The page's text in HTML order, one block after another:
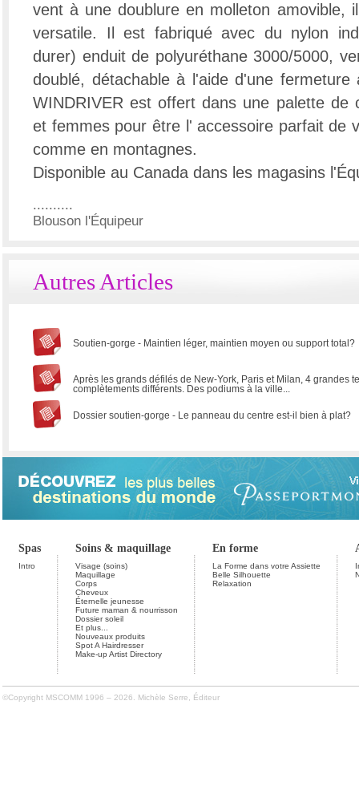
vent à une doublure en molleton amovible,
versatile. Il est fabriqué avec du nylon
durer) enduit de polyuréthane 3000/5000,
doublé, détachable à l'aide d'une fermeture
WINDRIVER est offert dans une palette de
et femmes pour être l' accessoire parfait de
comme en montagnes.
Disponible au Canada dans les magasins
..........
Blouson l'Équipeur
Autres Articles
Soutien-gorge - Maintien léger, maintien moyen ou support total?
Après les grands défilés de New-York, Paris et Milan, 4 grandes
complètements différents. Des podiums à la ville...
Dossier soutien-gorge - Le panneau du centre est-il bien à plat?
Spas Soins & maquillage En forme
Intro
Visage (soins)
Maquillage
Corps
Cheveux
Éternelle jeunesse
Future maman & nourrisson
Dossier soleil
Et plus...
Nouveaux produits
Spot A Hairdresser
Make-up Artist Directory
La Forme dans votre Assiette
Belle Silhouette
Relaxation
©Copyright MSCOMM 1996 – 2026. Michèle Serre, Éditeur